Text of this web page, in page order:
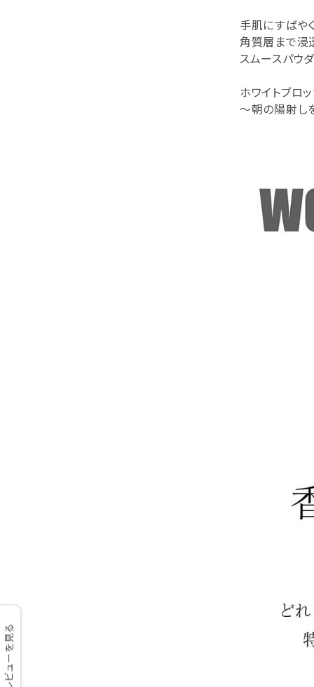
手肌にすばや
角質層まで浸
スムースパウ
ホワイトブロ
～朝の陽射し
レビューを見る